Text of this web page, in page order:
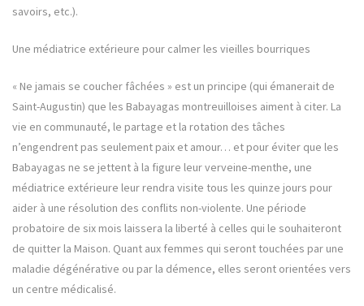
savoirs, etc.).
Une médiatrice extérieure pour calmer les vieilles bourriques
« Ne jamais se coucher fâchées » est un principe (qui émanerait de
Saint-Augustin) que les Babayagas montreuilloises aiment à citer. La
vie en communauté, le partage et la rotation des tâches
n’engendrent pas seulement paix et amour… et pour éviter que les
Babayagas ne se jettent à la figure leur verveine-menthe, une
médiatrice extérieure leur rendra visite tous les quinze jours pour
aider à une résolution des conflits non-violente. Une période
probatoire de six mois laissera la liberté à celles qui le souhaiteront
de quitter la Maison. Quant aux femmes qui seront touchées par une
maladie dégénérative ou par la démence, elles seront orientées vers
un centre médicalisé.